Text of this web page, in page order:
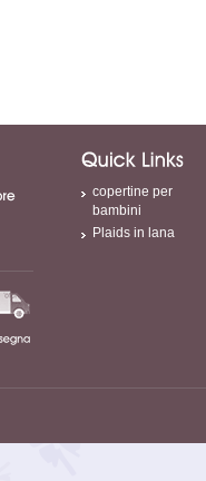
copertine per
bambini
Plaids in lana